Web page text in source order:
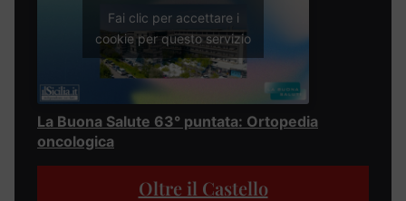
Fai clic per accettare i
cookie per questo servizio
La Buona Salute 63° puntata: Ortopedia
oncologica
Oltre il Castello